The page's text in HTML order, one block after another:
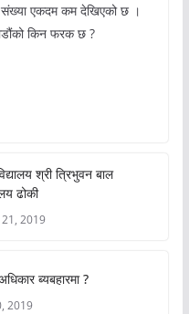
संख्या एकदम कम देखिएको छ ।
किन फरक छ ?
श्री त्रिभुवन बाल
ढोकी
2019
ब्यबहारमा ?
2019